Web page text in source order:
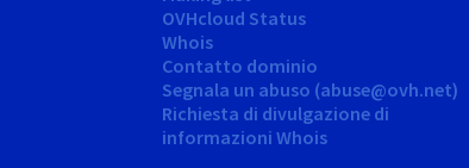
OVHcloud Status
Whois
Contatto dominio
Segnala un abuso (abuse@ovh.net)
Richiesta di divulgazione di
informazioni Whois